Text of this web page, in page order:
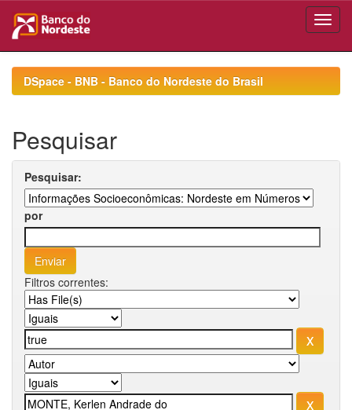
navigationDSpace - BNB - Banco do Nordeste do Brasil
Pesquisar
Pesquisar:
por
Filtros correntes: